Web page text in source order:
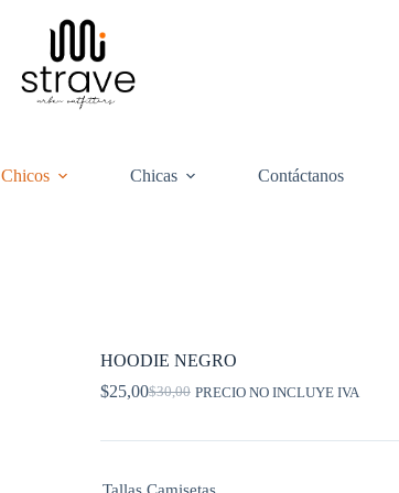
Chicos Chicas Contáctanos
HOODIE NEGRO
$30,00
Original
was:
$25,00Current
is:
PRECIO NO INCLUYE IVA